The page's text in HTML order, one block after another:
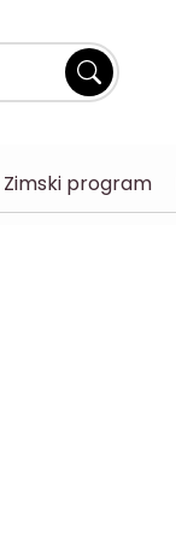
Zimski program